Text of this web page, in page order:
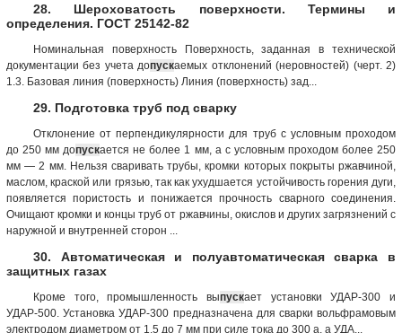
28. Шероховатость поверхности. Термины и
определения. ГОСТ 25142-82
Номинальная по­верхность Поверхность, заданная в технической
документации без учета допускаемых отклонений (неровностей) (черт. 2)
1.3. Базовая линия (по­верхность) Линия (поверхность) зад...
29. Подготовка труб под сварку
Отклонение от перпендикулярности для труб с условным проходом
до 250 мм допускается не более 1 мм, а с условным проходом более 250
мм — 2 мм. Нельзя сваривать трубы, кромки которых покрыты ржавчиной,
маслом, краской или грязью, так как ухудшается устойчивость горения дуги,
появляется пористость и понижается прочность сварного соединения.
Очищают кромки и концы труб от ржавчины, окислов и других загрязнений с
наружной и внутренней сторон ...
30. Автоматическая и полуавтоматическая сварка в
защитных газах
Кроме того, промышленность выпускает установки УДАР-300 и
УДАР-500. Установка УДАР-300 предназначена для сварки вольфрамовым
электродом диаметром от 1,5 до 7 мм при силе тока до 300 а, а УДА...